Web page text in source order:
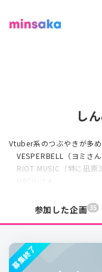
し
Vtuber系のつぶやきが多
VESPERBELL（ヨミさん
RIOT MUSIC（特に凪原
フレンさん
戸鎖くくりさん
エーテル・クレスエンテ
参加した企画 35
募集終了